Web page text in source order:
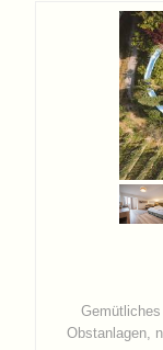
Obstanlagen,